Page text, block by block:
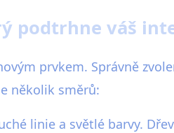
podtrhne váš
prvkem. Správně
několik směrů:
linie a světlé barvy.